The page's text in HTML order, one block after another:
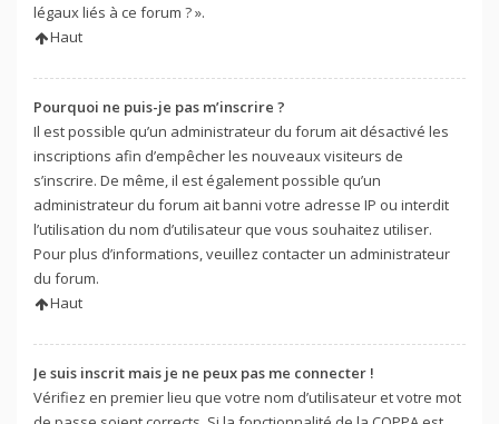
légaux liés à ce forum ? ».
Haut
Pourquoi ne puis-je pas m’inscrire ?
Il est possible qu’un administrateur du forum ait désactivé les
inscriptions afin d’empêcher les nouveaux visiteurs de
s’inscrire. De même, il est également possible qu’un
administrateur du forum ait banni votre adresse IP ou interdit
l’utilisation du nom d’utilisateur que vous souhaitez utiliser.
Pour plus d’informations, veuillez contacter un administrateur
du forum.
Haut
Je suis inscrit mais je ne peux pas me connecter !
Vérifiez en premier lieu que votre nom d’utilisateur et votre mot